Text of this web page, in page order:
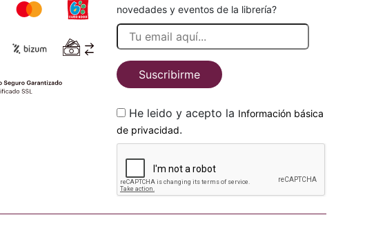
novedades y eventos de la librería?
Suscribirme
He leido y acepto la Información básica
de privacidad.